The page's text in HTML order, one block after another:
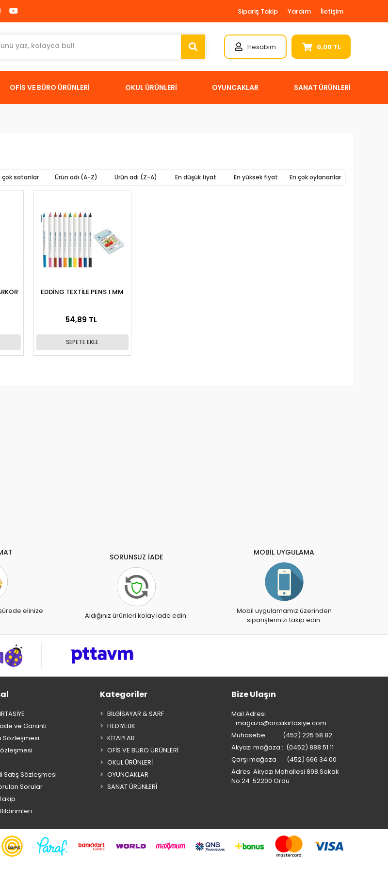
Sipariş Takip Yardım İletişim
Hesabım 0,00 TL
OFİS VE BÜRO ÜRÜNLERİ OKUL ÜRÜNLERİ OYUNCAKLAR SANAT ÜRÜNLERİ
çok satanlar Ürün adı (A-Z) Ürün adı (Z-A) En düşük fiyat En yüksek fiyat En çok oylananlar
EDDİNG TEXTİLE PENS 1 MM
54,89 TL
SEPETE EKLE
elinize
SORUNSUZ İADE
Aldığınız ürünleri kolay iade edin.
MOBİL UYGULAMA
Mobil uygulamamız üzerinden
siparişlerinizi takip edin.
ve Garanti
Sözleşmesi
Satış Sözleşmesi
Sorular
Kategoriler
BİLGİSAYAR & SARF
HEDİYELİK
KİTAPLAR
OFİS VE BÜRO ÜRÜNLERİ
OKUL ÜRÜNLERİ
OYUNCAKLAR
SANAT ÜRÜNLERİ
Bize Ulaşın
Mail Adresi
: magaza@orcakirtasiye.com
Muhasebe: (452) 225 58 82
Akyazı mağaza : (0452) 888 51 11
Çarşı mağaza : (452) 666 34 00
Adres: Akyazı Mahallesi 898.Sokak
No:24 52200 Ordu